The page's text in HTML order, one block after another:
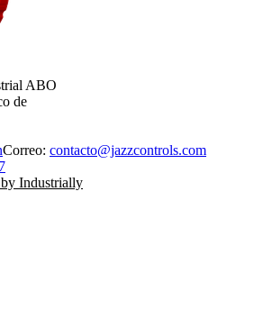
ABO
de
Correo: contacto@jazzcontrols.com
Industrially